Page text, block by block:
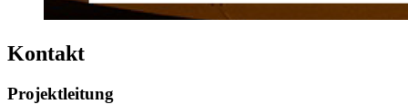
Kontakt
Projektleitung